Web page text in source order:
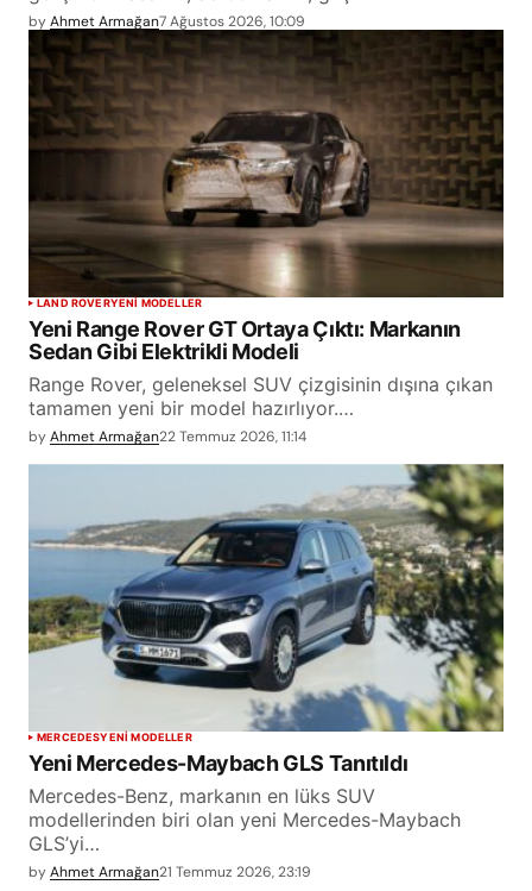
byAhmet Armağan7 Ağustos 2026, 10:09
LAND ROVERYENİ MODELLER
Yeni Range Rover GT Ortaya Çıktı: Markanın
Sedan Gibi Elektrikli Modeli
Range Rover, geleneksel SUV çizgisinin dışına çıkan
tamamen yeni bir model hazırlıyor.…
byAhmet Armağan22 Temmuz 2026, 11:14
MERCEDESYENİ MODELLER
Yeni Mercedes-Maybach GLS Tanıtıldı
Mercedes-Benz, markanın en lüks SUV
modellerinden biri olan yeni Mercedes-Maybach
GLS’yi…
byAhmet Armağan21 Temmuz 2026, 23:19